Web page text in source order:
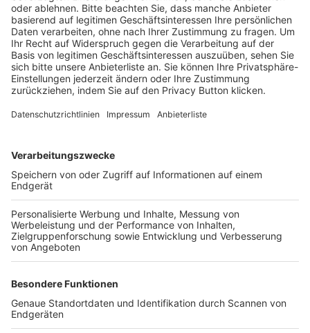
BFV-Geschäftsstellen
Trainerbörse
Login SpielPlus
FOLGE DEM BFV
TOP-VEREINE
TOP-PARTNER